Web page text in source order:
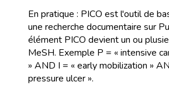
En pratique : PICO est l'outil de
une recherche documentaire sur
élément PICO devient un ou
MeSH. Exemple P = « intensive
» AND I = « early mobilization »
pressure ulcer ».